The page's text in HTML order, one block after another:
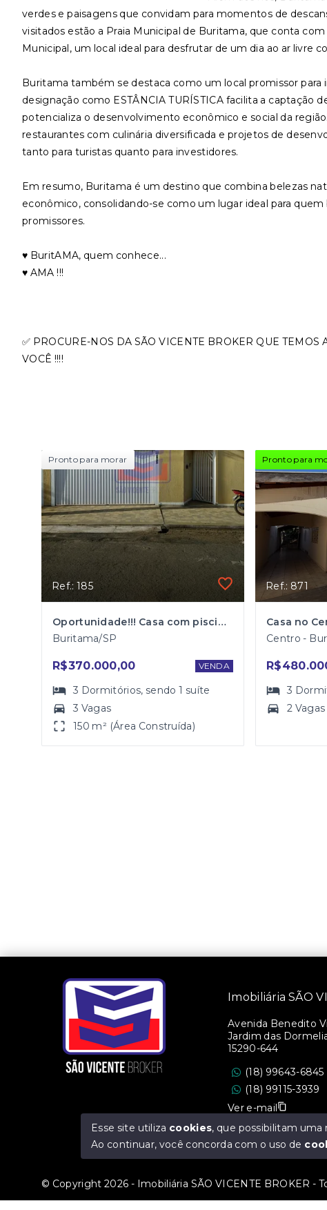
verdes e paisagens que convidam para momentos de
visitados estão a Praia Municipal de Buritama, que conta
Municipal, um local ideal para desfrutar de um dia ao ar livre
Buritama também se destaca como um local promissor
designação como ESTÂNCIA TURÍSTICA facilita a captação
potencializa o desenvolvimento econômico e social da
restaurantes com culinária diversificada e projetos de
tanto para turistas quanto para investidores.
Em resumo, Buritama é um destino que combina belezas
econômico, consolidando-se como um lugar ideal para
promissores.
♥️ BuritAMA, quem conhece...
♥️ AMA !!!
✅ PROCURE-NOS DA SÃO VICENTE BROKER QUE
VOCÊ !!!!
Pronto para morar
Ref.: 185
Oportunidade!!! Casa com piscina no bairro Benedito Garcia
Buritama/SP
R$370.000,00 VENDA
3 Dormitórios, sendo1 suíte
3 Vagas
150 m² (Área Construída)
Pronto para
Ref.: 871
Centro -
3
2 Vagas
Imobiliária SÃO
Avenida Benedito
Jardim das
15290-644
(18) 99643-6845
(18) 99115-3939
Ver e-mail
CRECI/SP: 36.473-J
© Copyright 2026 - Imobiliária SÃO VICENTE BROKER -
Esse site utiliza cookies, que possibilitam uma
Ao continuar, você concorda com o uso de